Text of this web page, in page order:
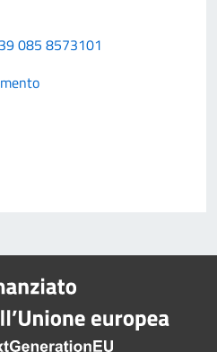
085 8573101